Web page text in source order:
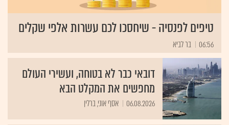
טיפים לפנסיה - שיחסכו לכם עשרות אלפי שקלים
06:56 בר לביא
דובאי כבר לא בטוחה, ועשירי העולם
מחפשים את המקלט הבא
06.08.2026 אסף אוני, ברלין